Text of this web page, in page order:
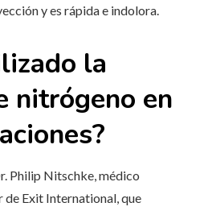
y es rápida e indolora.
la
nitrógeno en
Philip Nitschke, médico
Exit International, que